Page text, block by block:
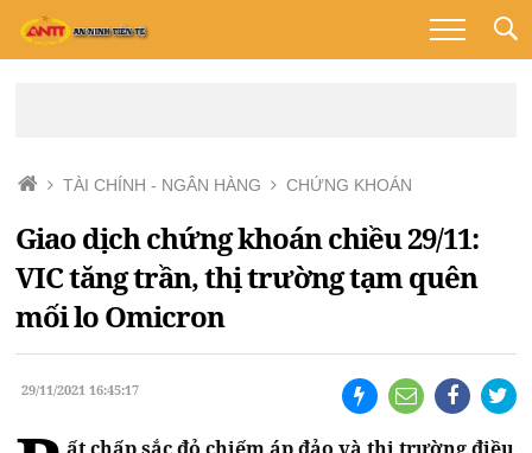
TÀI CHÍNH - NGÂN HÀNG CHỨNG KHOÁN
Giao dịch chứng khoán chiều 29/11:
VIC tăng trần, thị trường tạm quên
mối lo Omicron
29/11/2021 16:45:17